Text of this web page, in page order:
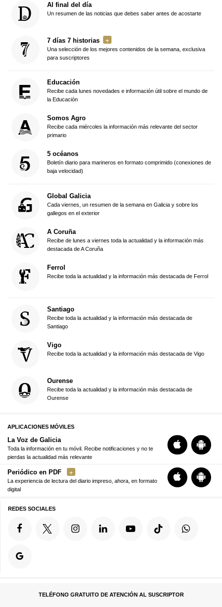
Al final del día
Un resumen de las noticias que debes saber antes de acostarte
7 días 7 historias
Una selección de los mejores contenidos de la semana, exclusiva
para suscriptores
Educación
Recibe cada lunes novedades e información útil sobre el mundo de
la Educación
Somos Agro
Recibe cada miércoles la información más relevante del sector
primario
5 océanos
Boletín diario para marineros en formato comprimido (conexiones de
baja velocidad)
Global Galicia
Cada viernes, un resumen de la semana en Galicia y sobre los
gallegos en el exterior
A Coruña
Recibe de lunes a viernes toda la actualidad y la información más
destacada de A Coruña
Ferrol
Recibe toda la actualidad y la información más destacada de Ferrol
Santiago
Recibe toda la actualidad y la información más destacada de
Santiago
Vigo
Recibe toda la actualidad y la información más destacada de Vigo
Ourense
Recibe toda la actualidad y la información más destacada de
Ourense
APLICACIONES MÓVILES
La Voz de Galicia
Toda la información en tu móvil. Recibe notificaciones y no te
pierdas la actualidad más relevante
Periódico en PDF
La experiencia de lectura del diario impreso, ahora, en formato
digital
REDES SOCIALES
TELÉFONO GRATUITO DE ATENCIÓN AL SUSCRIPTOR